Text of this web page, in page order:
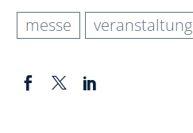
messe veranstaltung